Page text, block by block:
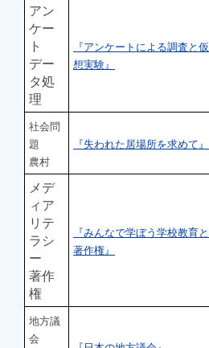
アン
ケー
ト
デー
タ処
理
『アンケートによる調査と仮
想実験』
社会問
題
農村
『失われた居場所を求めて』
メデ
ィア
リテ
ラシ
ー
著作
権
『みんなで学ぼう学校教育と
著作権』
地方議
会